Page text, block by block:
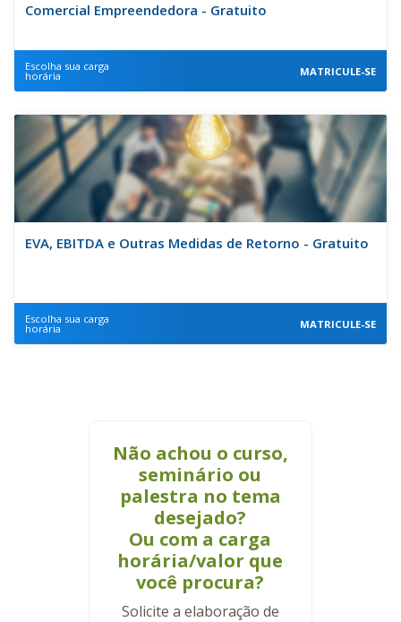
Comercial Empreendedora - Gratuito
Escolha sua carga
horária MATRICULE-SE
EVA, EBITDA e Outras Medidas de Retorno - Gratuito
Escolha sua carga
horária MATRICULE-SE
Não achou o curso,
seminário ou
palestra no tema
desejado?
Ou com a carga
horária/valor que
você procura?
Solicite a elaboração de